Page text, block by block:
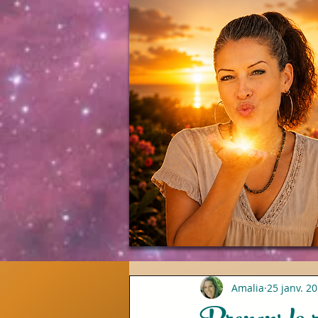
Amalia 25 janv.